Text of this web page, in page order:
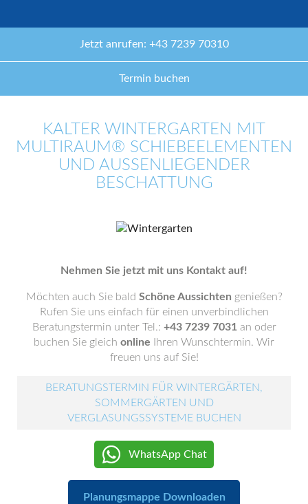
Jetzt anrufen: +43 7239 70310
Termin buchen
KALTER WINTERGARTEN MIT
MULTIRAUM® SCHIEBEELEMENTEN
UND AUSSENLIEGENDER B
ESCHATTUNG
Nehmen Sie jetzt mit uns Kontakt auf!
Möchten auch Sie bald Schöne Aussichten genießen?
Rufen Sie uns einfach für einen unverbindlichen
Beratungstermin unter Tel.: +43 7239 7031 an oder
buchen Sie gleich online Ihren Wunschtermin. Wir
freuen uns auf Sie!
BERATUNGSTERMIN FÜR WINTERGÄRTEN,
SOMMERGÄRTEN UND
VERGLASUNGSSYSTEME BUCHEN
WhatsApp Chat
Planungsmappe Downloaden